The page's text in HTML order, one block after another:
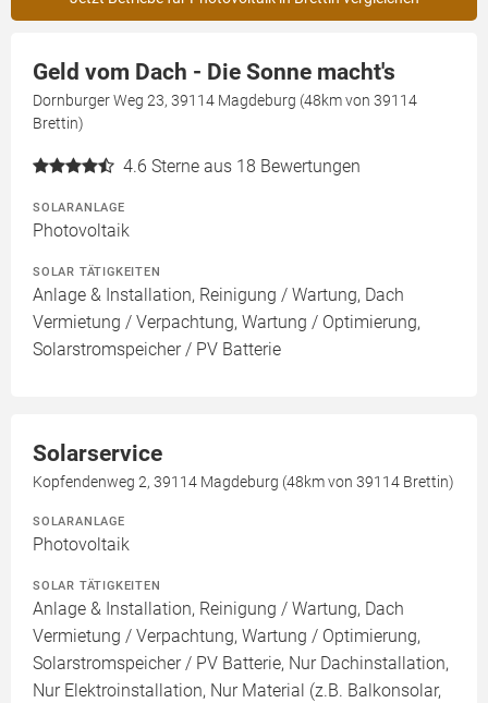
Geld vom Dach - Die Sonne macht's
Dornburger Weg 23, 39114 Magdeburg (48km von 39114
Brettin)
4.6 Sterne aus 18 Bewertungen
SOLARANLAGE
Photovoltaik
SOLAR TÄTIGKEITEN
Anlage & Installation, Reinigung / Wartung, Dach
Vermietung / Verpachtung, Wartung / Optimierung,
Solarstromspeicher / PV Batterie
Solarservice
Kopfendenweg 2, 39114 Magdeburg (48km von 39114 Brettin)
SOLARANLAGE
Photovoltaik
SOLAR TÄTIGKEITEN
Anlage & Installation, Reinigung / Wartung, Dach
Vermietung / Verpachtung, Wartung / Optimierung,
Solarstromspeicher / PV Batterie, Nur Dachinstallation,
Nur Elektroinstallation, Nur Material (z.B. Balkonsolar,